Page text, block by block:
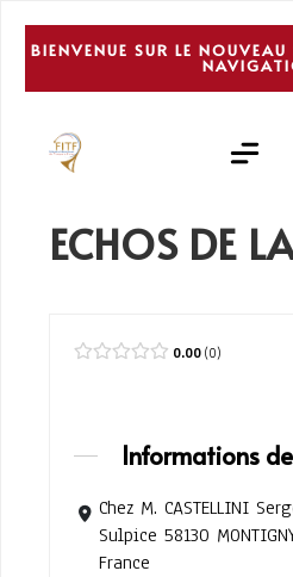
BIENVENUE SUR LE
ECHOS DE
0.00 0
Informations
Chez M. CASTELLINI
Sulpice 58130
France